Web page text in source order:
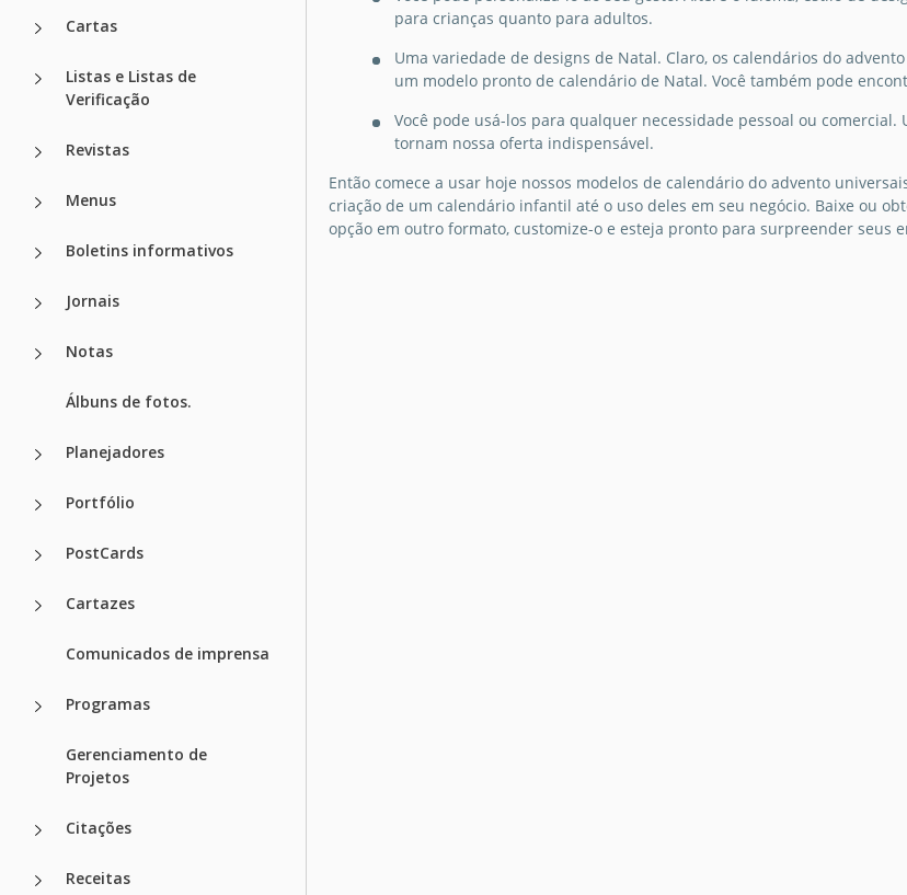
Cartas
Listas e Listas de
Verificação
Revistas
Menus
Boletins informativos
Jornais
Notas
Álbuns de fotos.
Planejadores
Portfólio
PostCards
Cartazes
Comunicados de imprensa
Programas
Gerenciamento de
Projetos
Citações
Receitas
do Advento
Revele a magia da
temporada de festas com o
Calendário do Advento. A
antecipação de cada
tesouro escondido atrás
das portas é capturada
nesse design encantador.
para crianças quanto para adultos.
Uma variedade de designs de Natal. Claro, os calendários do
um modelo pronto de calendário de Natal. Você também pode
Você pode usá-los para qualquer necessidade pessoal ou
tornam nossa oferta indispensável.
Então comece a usar hoje nossos modelos de calendário do advento
criação de um calendário infantil até o uso deles em seu negócio. Baixe ou
opção em outro formato, customize-o e esteja pronto para surpreender seus